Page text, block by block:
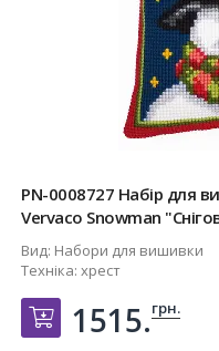
PN-0008727 Набір для
Vervaco Snowman
Вид: Набори для вишивки
Техніка: хрест
Добавить в
1515.грн.